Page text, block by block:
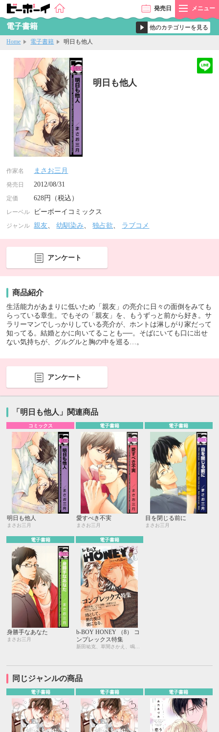
発売日 メニュー
電子書籍
Home 電子書籍 明日も他人
明日も他人
作家名 まさお三月
発売日 2012/08/31
定価 628円（税込）
レーベル ビーボーイコミックス
ジャンル 親友、幼馴染み、独占欲、 ラブコメ
アンケート
商品紹介
生活能力があまりに低いため「親友」の亮介に日々の面倒をみても
らっている章生。でもその「親友」を、もうずっと前から好き。サ
ラリーマンでしっかりしている亮介が、ホントは淋しがり家だって
知ってる。結婚とかに向いてることも──。そばにいても口に出せ
ない気持ちが、グルグルと胸の中を巡る…。
アンケート
「明日も他人」関連商品
コミックス
明日も他人
まさお三月
電子書籍
愛すべき不実
まさお三月
電子書籍
目を閉じる前に
まさお三月
電子書籍
身勝手なあなた
まさお三月
電子書籍
b-BOY HONEY （8） コ
ンプレックス特集
新田祐克、草間さかえ、鳴坂リン、こだか和麻、まさお三月、いさき李果、龍川和ト、サキラ、千歳ぴよこ、有光れん、羽柴みず
同じジャンルの商品
電子書籍 電子書籍 電子書籍